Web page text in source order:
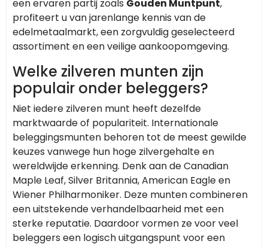
een ervaren partij zoals Gouden Muntpunt,
profiteert u van jarenlange kennis van de
edelmetaalmarkt, een zorgvuldig geselecteerd
assortiment en een veilige aankoopomgeving.
Welke zilveren munten zijn
populair onder beleggers?
Niet iedere zilveren munt heeft dezelfde
marktwaarde of populariteit. Internationale
beleggingsmunten behoren tot de meest gewilde
keuzes vanwege hun hoge zilvergehalte en
wereldwijde erkenning. Denk aan de Canadian
Maple Leaf, Silver Britannia, American Eagle en
Wiener Philharmoniker. Deze munten combineren
een uitstekende verhandelbaarheid met een
sterke reputatie. Daardoor vormen ze voor veel
beleggers een logisch uitgangspunt voor een